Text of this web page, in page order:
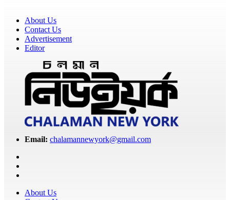
About Us
Contact Us
Advertisement
Editor
Email: chalamannewyork@gmail.com
About Us